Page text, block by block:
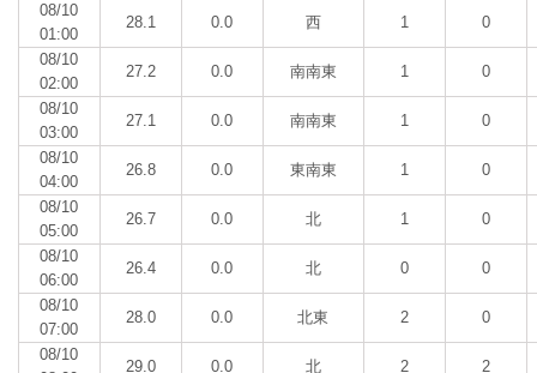
08/10
01:00
28.1 0.0 西 1 0
08/10
02:00
27.2 0.0 南南東 1 0
08/10
03:00
27.1 0.0 南南東 1 0
08/10
04:00
26.8 0.0 東南東 1 0
08/10
05:00
26.7 0.0 北 1 0
08/10
06:00
26.4 0.0 北 0 0
08/10
07:00
28.0 0.0 北東 2 0
08/10
29.0 0.0 北 2 2